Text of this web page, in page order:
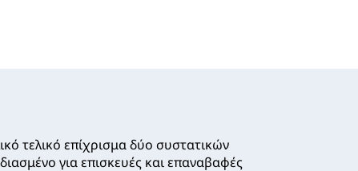
τελικό επίχρισμα δύο συστατικών
για επισκευές και επαναβαφές